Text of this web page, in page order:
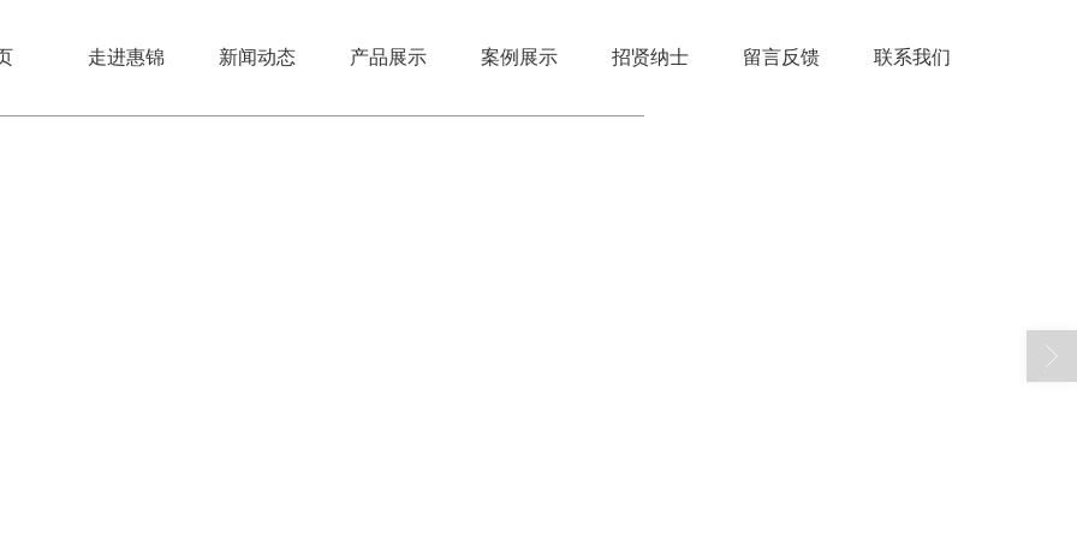
走进惠锦 新闻动态 产品展示 案例展示 招贤纳士 留言反馈 联系我们